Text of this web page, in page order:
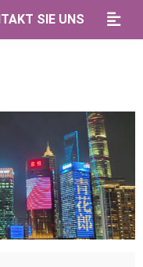
SIE UNS